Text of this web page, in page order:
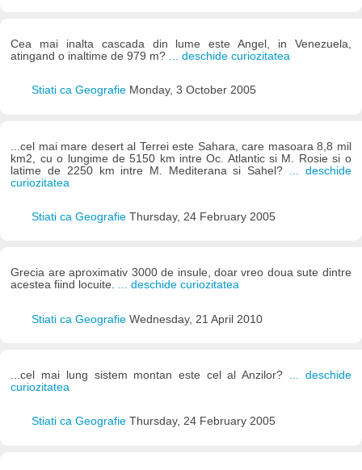
Cea mai inalta cascada din lume este Angel, in Venezuela,
atingand o inaltime de 979 m?
... deschide curiozitatea
Stiati ca Geografie Monday, 3 October 2005
...cel mai mare desert al Terrei este Sahara, care masoara 8,8 mil
km2, cu o lungime de 5150 km intre Oc. Atlantic si M. Rosie si o
latime de 2250 km intre M. Mediterana si Sahel?
... deschide
curiozitatea
Stiati ca Geografie Thursday, 24 February 2005
Grecia are aproximativ 3000 de insule, doar vreo doua sute dintre
acestea fiind locuite. ... deschide curiozitatea
Stiati ca Geografie Wednesday, 21 April 2010
...cel mai lung sistem montan este cel al Anzilor? ... deschide
curiozitatea
Stiati ca Geografie Thursday, 24 February 2005